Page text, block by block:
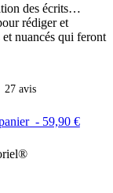
des écrits…
rédiger et
nuancés qui feront
27 avis
- 59,90 €